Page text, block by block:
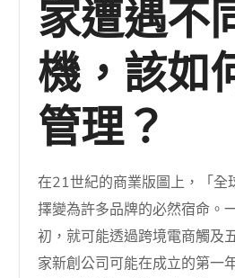
家遭遇不
機，該如
管理？
在21世紀的商業版圖上，「全
擇變為許多品牌的必然宿命。
初，就可能透過跨境電商觸及
家新創公司可能在成立的第一